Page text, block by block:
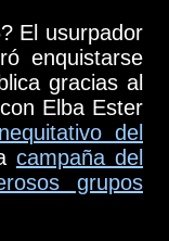
El usurpador
enquistarse
gracias al
Elba Ester
del
campaña del
grupos